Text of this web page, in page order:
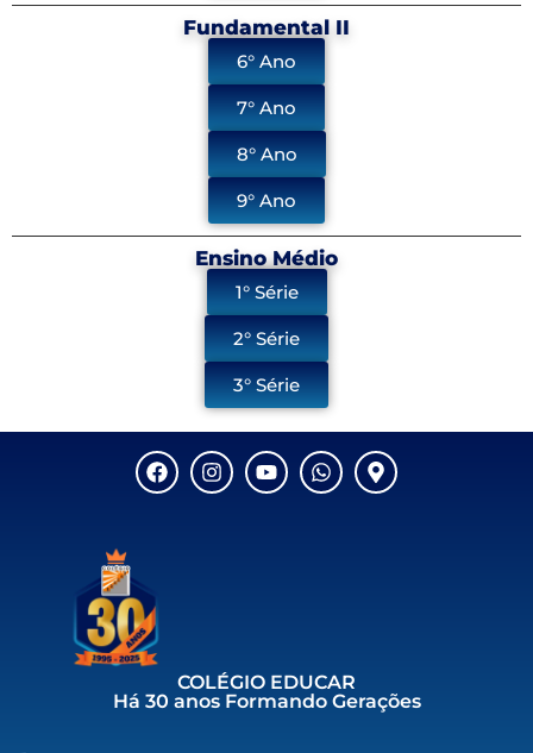
Fundamental II
6° Ano
7° Ano
8° Ano
9° Ano
Ensino Médio
1° Série
2° Série
3° Série
COLÉGIO EDUCAR
Há 30 anos Formando Gerações